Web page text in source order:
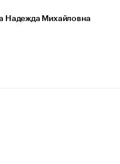
Надежда Михайловна